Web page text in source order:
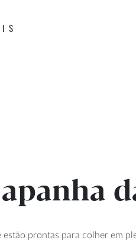
prontas para colher em